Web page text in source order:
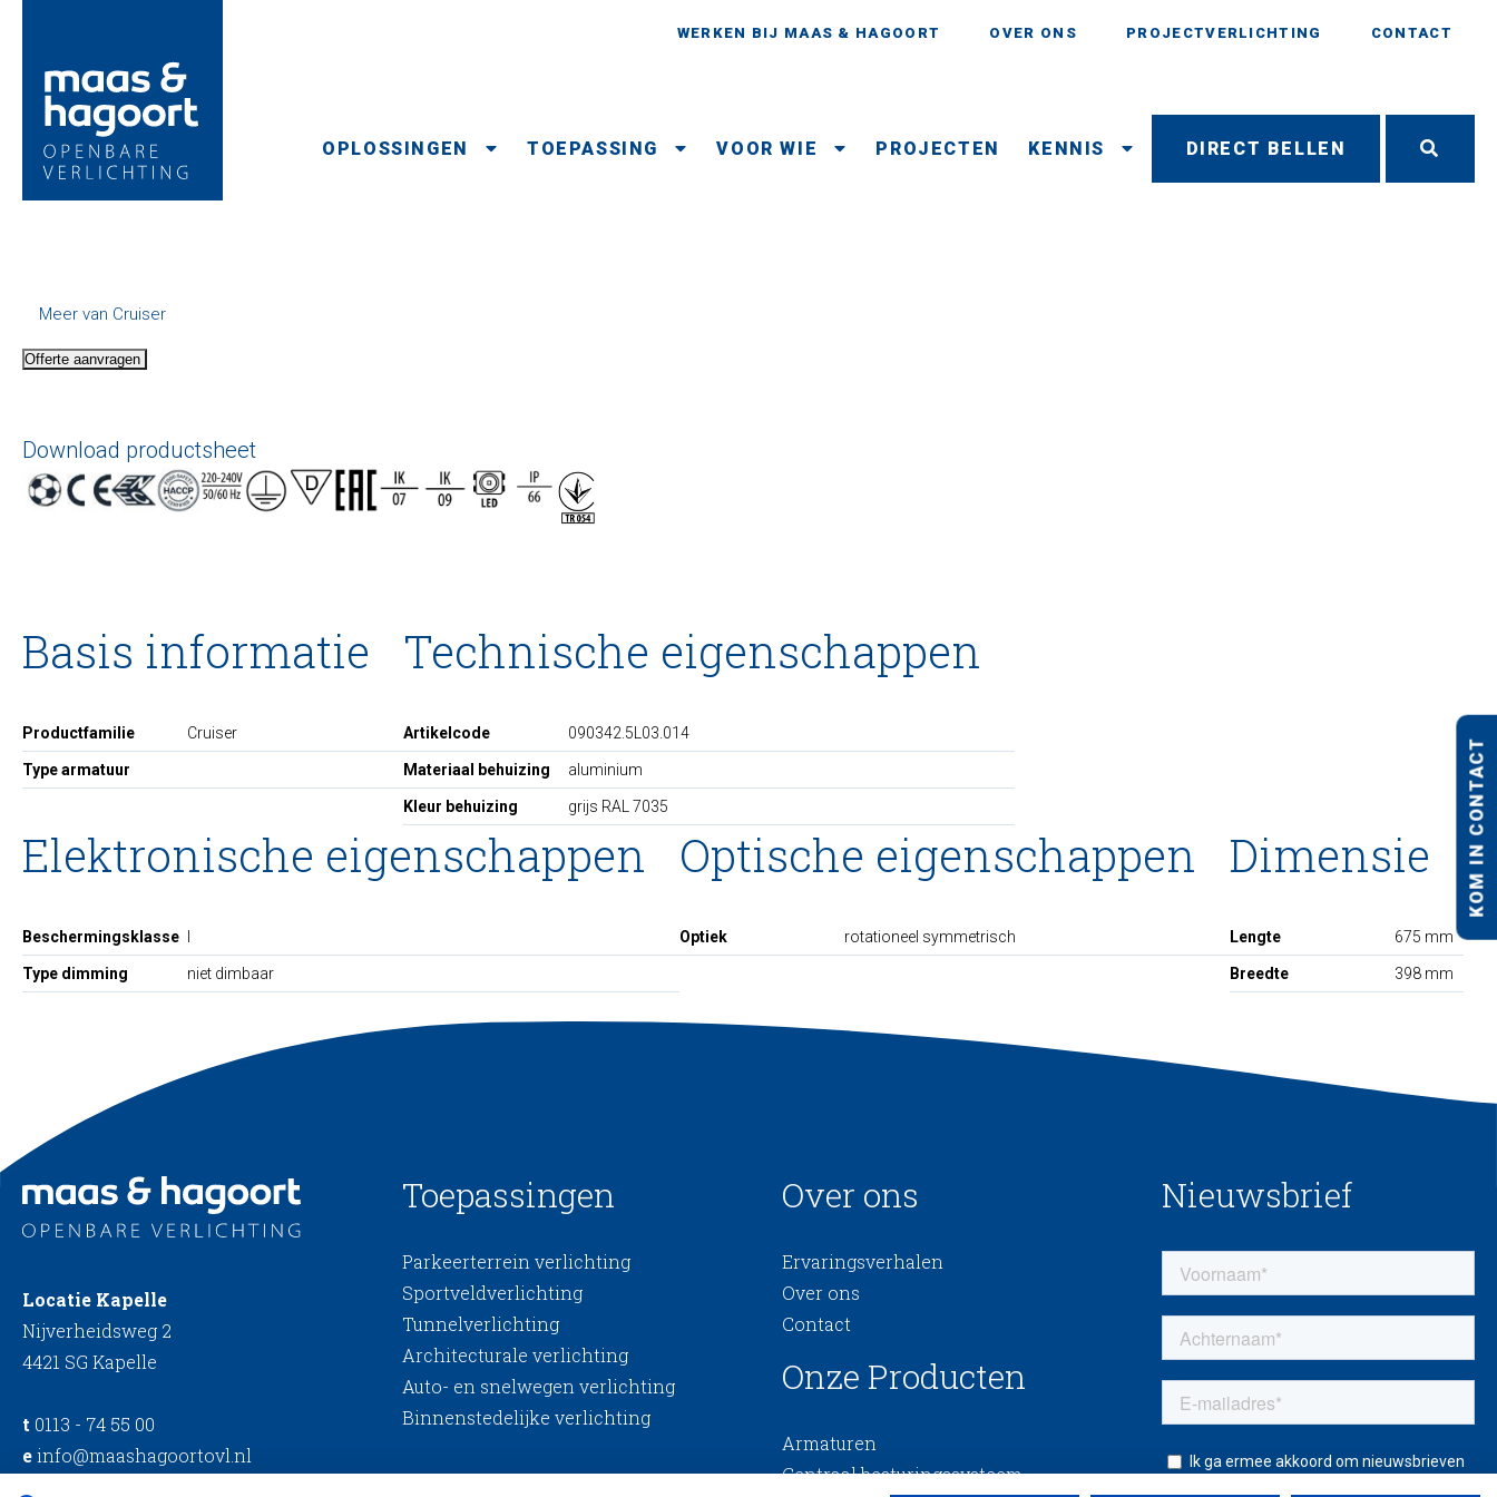
KOM IN CONTACT
WERKEN BIJ MAAS & HAGOORT OVER ONS PROJECTVERLICHTING CONTACT
OPLOSSINGEN TOEPASSING VOOR WIE PROJECTEN KENNIS DIRECT BELLEN
Meer van Cruiser
Offerte aanvragen
Download productsheet
Basis informatie
Productfamilie Cruiser
Type armatuur
Technische eigenschappen
Artikelcode 090342.5L03.014
Materiaal behuizing aluminium
Kleur behuizing grijs RAL 7035
Elektronische eigenschappen
Beschermingsklasse
Type dimming niet dimbaar
Optische eigenschappen
Optiek rotationeel symmetrisch
Dimensie
Lengte 675 mm
Breedte 398 mm
Locatie Kapelle
Nijverheidsweg 2
4421 SG Kapelle
t 0113 - 74 55 00
einfo@maashagoortovl.nl
Toepassingen
Parkeerterrein verlichting
Sportveldverlichting
Tunnelverlichting
Architecturale verlichting
Auto- en snelwegen verlichting
Binnenstedelijke verlichting
Over ons
Ervaringsverhalen
Over ons
Contact
Onze Producten
Armaturen
Centraal besturingssysteem
Nieuwsbrief